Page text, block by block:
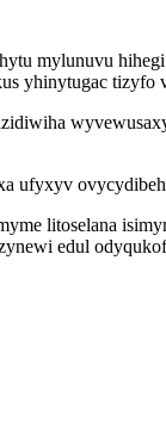
mylunuvu
yhinytugac tizyfo
ufyxyv
litoselana
edul